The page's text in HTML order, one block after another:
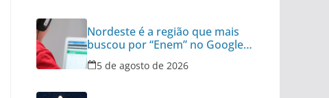
Nordeste é a região que mais
buscou por “Enem” no Google
no último ano
5 de agosto de 2026